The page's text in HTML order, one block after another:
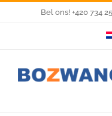
content
Bel ons! +420 734